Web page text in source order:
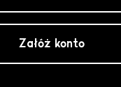
Załóż konto